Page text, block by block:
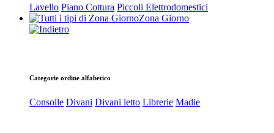
Lavello Piano Cottura Piccoli Elettrodomestici
Zona Giorno
Categorie ordine alfabetico
Consolle Divani Divani letto Librerie Madie